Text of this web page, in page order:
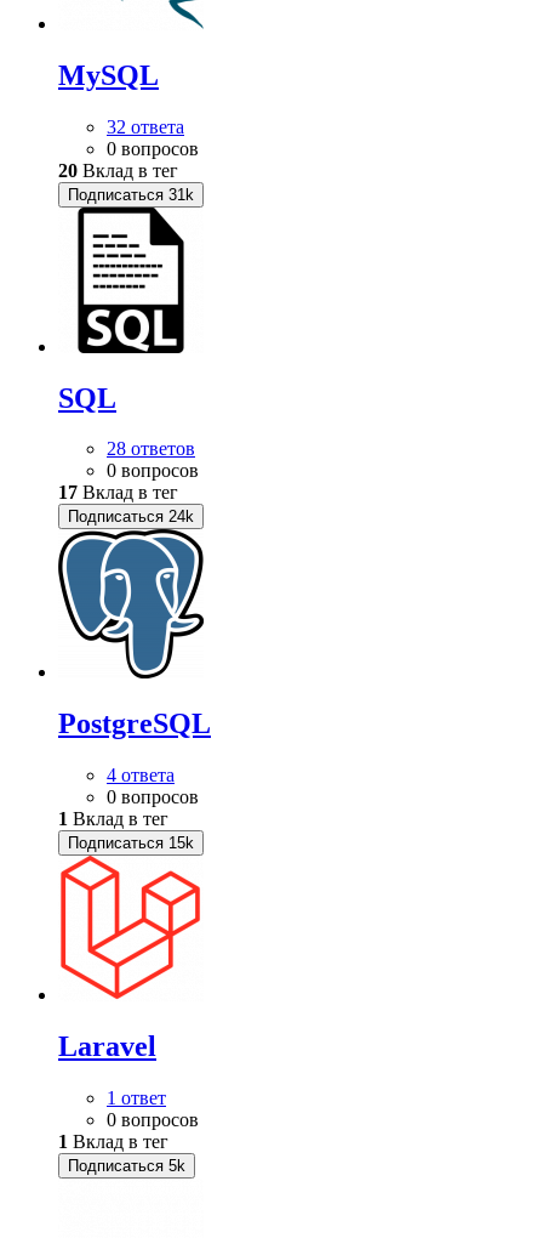
MySQL
32 ответа
0 вопросов
20 Вклад в тег
Подписаться 31k
SQL
28 ответов
0 вопросов
17 Вклад в тег
Подписаться 24k
PostgreSQL
4 ответа
0 вопросов
1 Вклад в тег
Подписаться 15k
Laravel
1 ответ
0 вопросов
1 Вклад в тег
Подписаться 5k